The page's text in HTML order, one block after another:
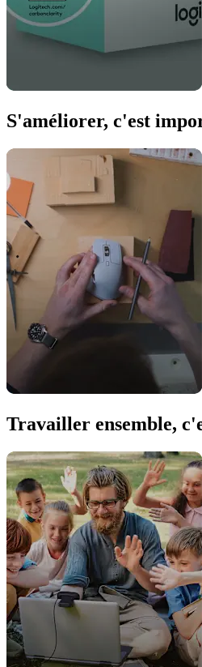
S'améliorer, c'est
Travailler ensemble,